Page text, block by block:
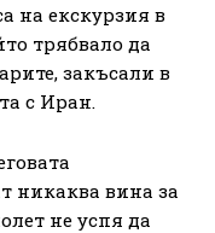
на екскурзия в
трябвало да
закъсали в
с Иран.
никаква вина за
не успя да